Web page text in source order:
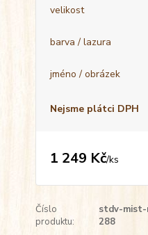
velikost
barva / lazura
jméno / obrázek
Nejsme plátci DPH
1 249 Kč/ks
Číslo
produktu:
stdv-
288